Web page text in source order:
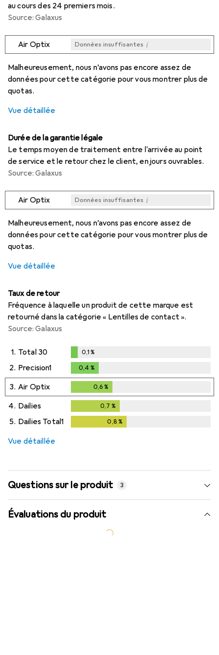
au cours des 24 premiers mois.
Source: Galaxus
Air Optix Données insuffisantes i
i
i
i
i
Malheureusement, nous n’avons pas encore assez de
données pour cette catégorie pour vous montrer plus de
quotas.
Vue détaillée
Durée de la garantie légale
Le temps moyen de traitement entre l'arrivée au point
de service et le retour chez le client, en jours ouvrables.
Source: Galaxus
Air Optix Données insuffisantes i
i
i
i
i
Malheureusement, nous n’avons pas encore assez de
données pour cette catégorie pour vous montrer plus de
quotas.
Vue détaillée
Taux de retour
Fréquence à laquelle un produit de cette marque est
retourné dans la catégorie « Lentilles de contact ».
Source: Galaxus
1. Total 30
%
0,1%
2. Precision1 0,4 %
3. Air Optix 0,6 %
4. Dailies 0,7 %
5. Dailies Total1 0,8 %
Vue détaillée
Questions sur le produit 3
Évaluations du produit